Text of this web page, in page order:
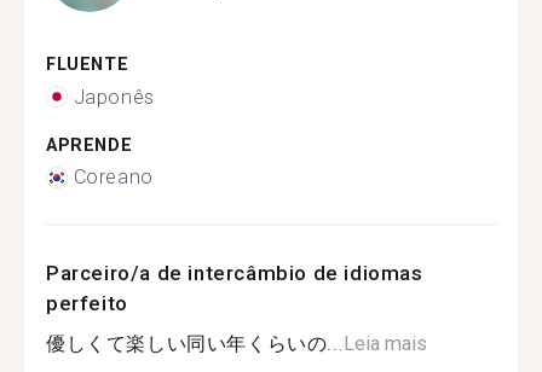
FLUENTE
Japonês
APRENDE
Coreano
Parceiro/a de intercâmbio de idiomas
perfeito
優しくて楽しい同い年くらいの...Leia mais